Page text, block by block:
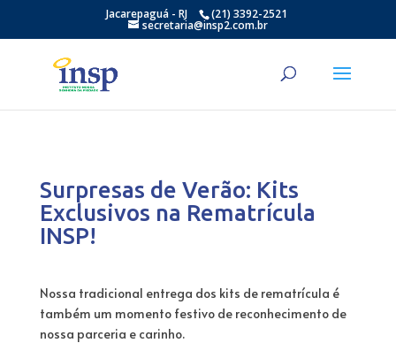
Jacarepaguá - RJ (21) 3392-2521
secretaria@insp2.com.br
Surpresas de Verão: Kits
Exclusivos na Rematrícula
INSP!
Nossa tradicional entrega dos kits de rematrícula é
também um momento festivo de reconhecimento de
nossa parceria e carinho.